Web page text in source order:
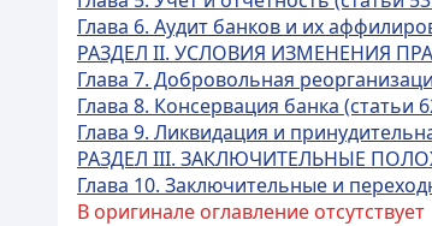
Глава 6. Аудит банков и их аффилир
РАЗДЕЛ II. УСЛОВИЯ ИЗМЕНЕНИЯ
Глава 7. Добровольная
Глава 8. Консервация банка (статьи
Глава 9. Ликвидация и
РАЗДЕЛ III. ЗАКЛЮЧИТЕЛЬНЫЕ
Глава 10. Заключительные и
В оригинале оглавление отсутствует